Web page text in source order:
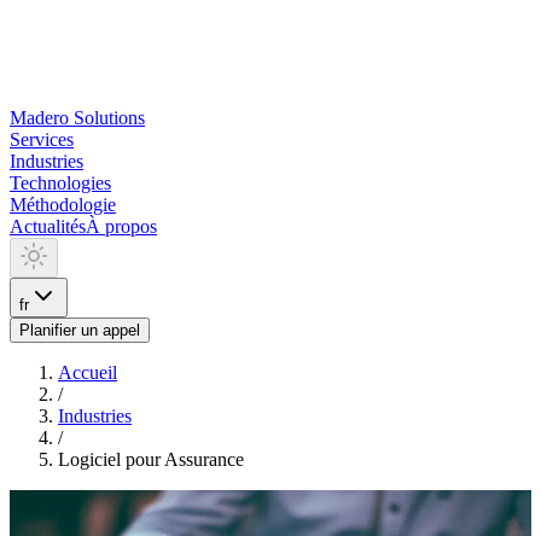
Madero Solutions
Services
Industries
Technologies
Méthodologie
ActualitésÀ propos
fr
Planifier un appel
Accueil
/
Industries
/
Logiciel pour Assurance
INDUSTRIA